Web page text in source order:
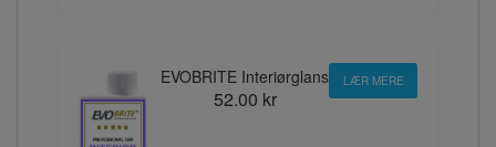
EVOBRITE Interiørglans
52.00 kr
LÆR MERE